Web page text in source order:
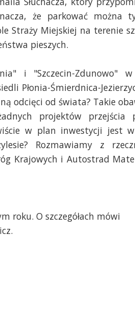
że parkować można
Straży Miejskiej na terenie
pieszych.
i "Szczecin-Zdunowo"
Płonia-Śmierdnica-
odcięci od świata? Takie
projektów przejścia
w plan inwestycji jest
Rozmawiamy z
Krajowych i Autostrad
roku. O szczegółach mówi